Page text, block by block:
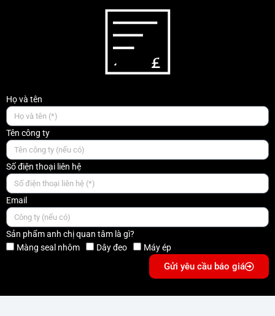
Họ và tên
Tên công ty
Số điện thoại liên hệ
Email
Sản phẩm anh chị quan tâm là gì?
Màng seal nhôm
Dây đeo Máy ép
Gửi yêu cầu báo giá